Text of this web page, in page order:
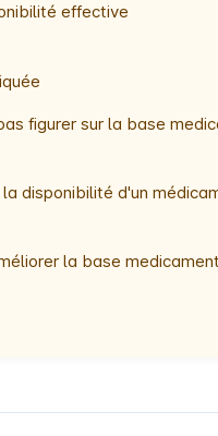
effective
figurer sur la base
disponibilité d'un
la base